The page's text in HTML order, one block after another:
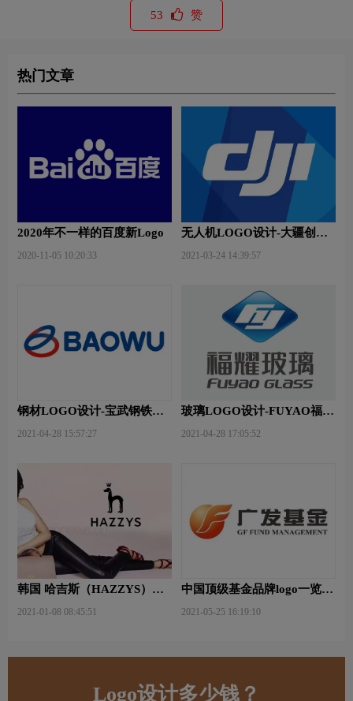
53 赞
热门文章
2020年不一样的百度新Logo
2020-11-05 10:20:33
无人机LOGO设计-大疆创新
2021-03-24 14:39:57
钢材LOGO设计-宝武钢铁品
2021-04-28 15:57:27
玻璃LOGO设计-FUYAO福耀
2021-04-28 17:05:52
韩国 哈吉斯（HAZZYS）品
2021-01-08 08:45:51
中国顶级基金品牌logo一览：
2021-05-25 16:19:10
Logo设计多少钱？